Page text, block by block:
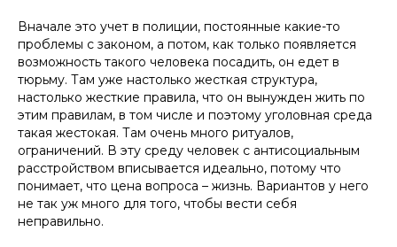
Вначале это учет в полиции, постоянные какие-то
проблемы с законом, а потом, как только появляется
возможность такого человека посадить, он едет в
тюрьму. Там уже настолько жесткая структура,
настолько жесткие правила, что он вынужден жить по
этим правилам, в том числе и поэтому уголовная среда
такая жестокая. Там очень много ритуалов,
ограничений. В эту среду человек с антисоциальным
расстройством вписывается идеально, потому что
понимает, что цена вопроса – жизнь. Вариантов у него
не так уж много для того, чтобы вести себя
неправильно.